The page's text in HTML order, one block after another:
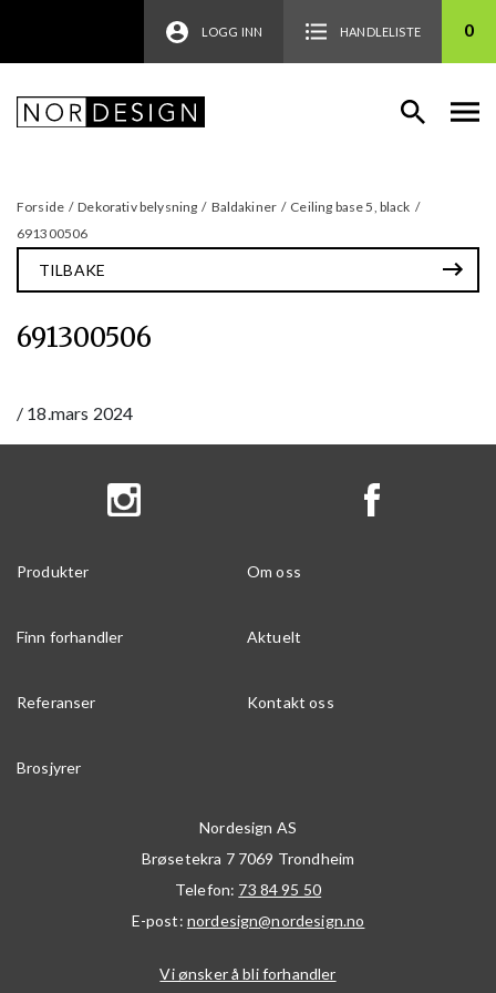
LOGG INN HANDLELISTE 0
Forside / Dekorativ belysning / Baldakiner / Ceiling base 5, black /
691300506
TILBAKE
691300506
/ 18.mars 2024
Produkter Om oss
Finn forhandler Aktuelt
Referanser Kontakt oss
Brosjyrer
Nordesign AS
Brøsetekra 7 7069 Trondheim
Telefon: 73 84 95 50
E-post: nordesign@nordesign.no
Vi ønsker å bli forhandler